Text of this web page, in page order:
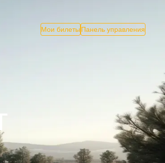
Мои билеты Панель управления